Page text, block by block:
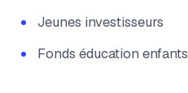
Jeunes investisseurs
Fonds éducation enfants